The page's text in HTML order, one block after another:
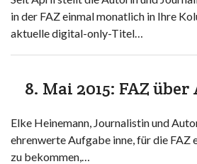
in der FAZ einmal monatlich in Ihre
aktuelle digital-only-Titel…
8. Mai 2015: FAZ über
Elke Heinemann, Journalistin und
ehrenwerte Aufgabe inne, für die FAZ
zu bekommen,…